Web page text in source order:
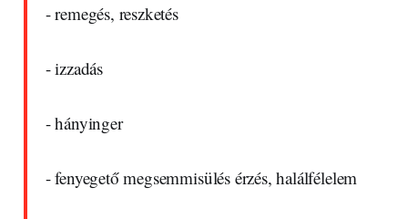
- remegés, reszketés
- izzadás
- hányinger
- fenyegető megsemmisülés érzés, halálfélelem